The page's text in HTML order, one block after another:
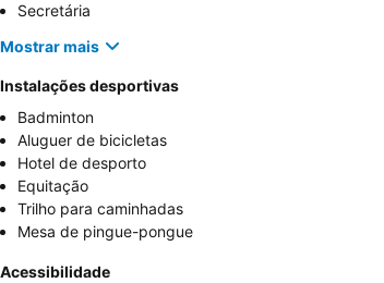
Secretária
Mostrar mais
Instalações desportivas
Badminton
Aluguer de bicicletas
Hotel de desporto
Equitação
Trilho para caminhadas
Mesa de pingue-pongue
Acessibilidade